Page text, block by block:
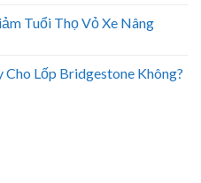
Tuổi Thọ Vỏ Xe Nâng
Cho Lốp Bridgestone Không?